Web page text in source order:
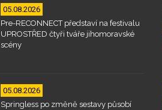
05.08.2026
Pre-RECONNECT představí na festivalu
UPROSTŘED čtyři tváře jihomoravské
scény
05.08.2026
Springless po změně sestavy působí